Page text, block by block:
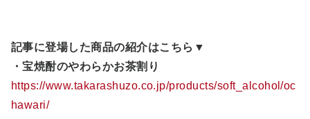
記事に登場した商品の紹介はこちら▼
・宝焼酎のやわらかお茶割り
https://www.takarashuzo.co.jp/products/soft_alcohol/oc
hawari/